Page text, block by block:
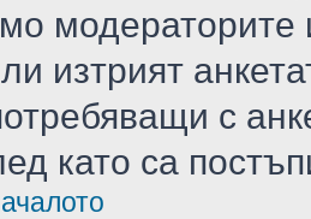
изтрият
с
като са